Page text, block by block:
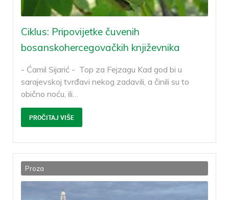
Ciklus: Pripovijetke čuvenih
bosanskohercegovačkih književnika
- Ćamil Sijarić - Top za Fejzagu Kad god bi u
sarajevskoj tvrđavi nekog zadavili, a činili su to
obično noću, ili…
PROČITAJ VIŠE
Proza